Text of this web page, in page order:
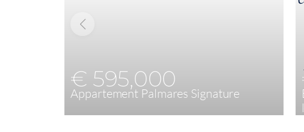
€ 595,000
Appartement Palmares Signature